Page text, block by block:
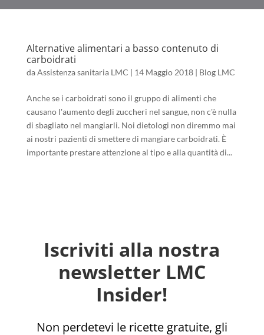
Alternative alimentari a basso contenuto di
carboidrati
daAssistenza sanitaria LMC | 14 Maggio 2018| Blog LMC
Anche se i carboidrati sono il gruppo di alimenti che
causano l'aumento degli zuccheri nel sangue, non c'è nulla
di sbagliato nel mangiarli. Noi dietologi non diremmo mai
ai nostri pazienti di smettere di mangiare carboidrati. È
importante prestare attenzione al tipo e alla quantità di...
Iscriviti alla nostra
newsletter LMC
Insider!
Non perdetevi le ricette gratuite, gli